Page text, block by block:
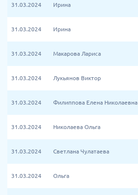
31.03.2024 Ирина
31.03.2024 Ирина
31.03.2024 Макарова Лариса
31.03.2024 Лукьянов Виктор
31.03.2024 Филиппова Елена Николаевна
31.03.2024 Николаева Ольга
31.03.2024 Светлана Чулатаева
31.03.2024 Ольга